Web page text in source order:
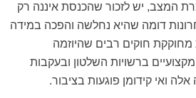
המצב, יש לזכור שהכנסת איננה רק
דומה שהיא נחלשה והפכה במידה
חוקים רבים שהיוזמה
ברשויות השלטון ובעקבות
ואי קידומן פוגעות בציבור.